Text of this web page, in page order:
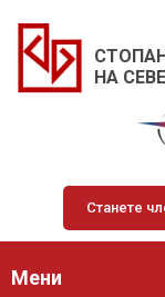
НА
Станете
Мени